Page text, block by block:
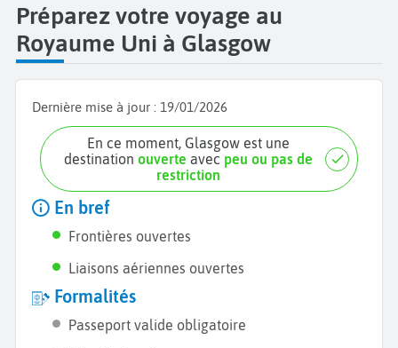
Préparez votre voyage au
Royaume Uni à Glasgow
Dernière mise à jour : 19/01/2026
En ce moment, Glasgow est une
destinationouverte avec peu ou pas de
restriction
En bref
Frontières ouvertes
Liaisons aériennes ouvertes
Formalités
Passeport valide obligatoire